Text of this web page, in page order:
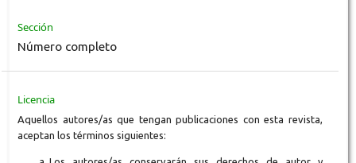
Sección
Número completo
Licencia
Aquellos autores/as que tengan publicaciones con esta revista,
aceptan los términos siguientes: